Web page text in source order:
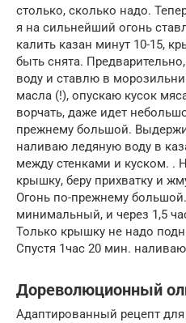
столько, сколько надо.
я на сильнейший огонь
калить казан минут 10-15,
быть снята.
воду и ставлю в
масла (!), опускаю кусок
ворчать, даже идет
прежнему большой.
наливаю ледяную воду в
между стенками и куском. .
крышку, беру прихватку и
Огонь по-прежнему
минимальный, и через 1,5
Только крышку не надо
Спустя 1час 20 мин.
Дореволюционный
Адаптированный рецепт для